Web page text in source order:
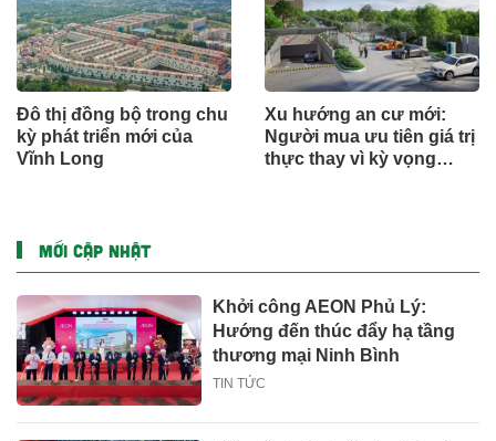
Đô thị đồng bộ trong chu
kỳ phát triển mới của
Vĩnh Long
Xu hướng an cư mới:
Người mua ưu tiên giá trị
thực thay vì kỳ vọng
MỚI CẬP NHẬT
Khởi công AEON Phủ Lý:
Hướng đến thúc đẩy hạ tầng
thương mại Ninh Bình
TIN TỨC